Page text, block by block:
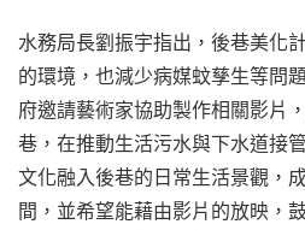
水務局長劉振宇指出，後巷美化
的環境，也減少病媒蚊孳生等問
府邀請藝術家協助製作相關影片
巷，在推動生活污水與下水道接
文化融入後巷的日常生活景觀，
間，並希望能藉由影片的放映，